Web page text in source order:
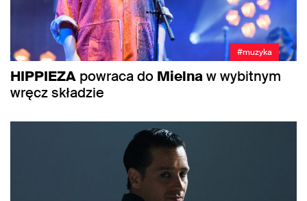
#muzyka
HIPPIEZA powraca do Mielnaw wybitnym
wręcz składzie